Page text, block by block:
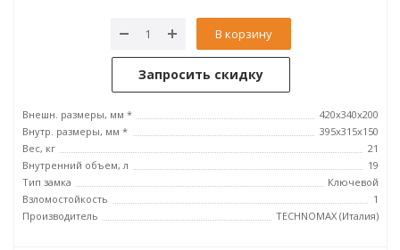
В корзину
Запросить скидку
Внешн. размеры, мм *
420x340x200
Внутр. размеры, мм *
395х315х150
Вес, кг
21
Внутренний объем, л
19
Тип замка
Ключевой
Взломостойкость
1
Производитель
TECHNOMAX (Италия)